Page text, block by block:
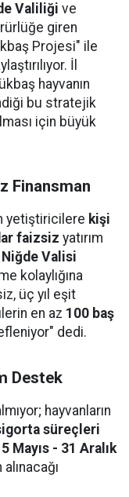
Valiliği ve
giren
Projesi" ile
İl
hayvanın
bu stratejik
için büyük
Finansman
yetiştiricilere kişi
faizsiz yatırım
Niğde Valisi
kolaylığına
üç yıl eşit
en az 100 baş
dedi.
Destek
hayvanların
süreçleri
Mayıs - 31 Aralık